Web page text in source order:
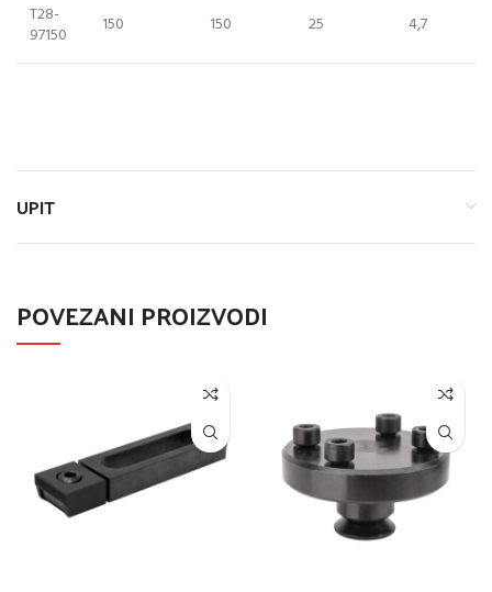
T28-
97150
150 150 25 4,7
UPIT
POVEZANI PROIZVODI